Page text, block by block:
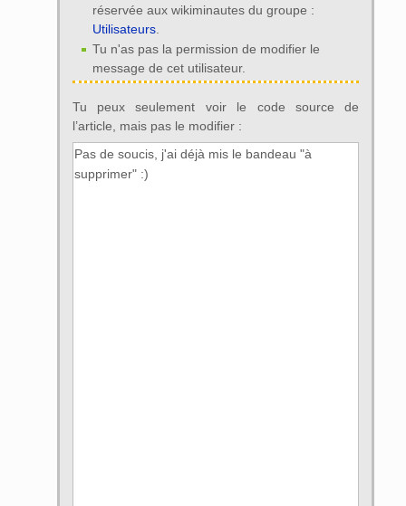
réservée aux wikiminautes du groupe :
Utilisateurs
Tu n'as pas la permission de modifier le
message de cet utilisateur.
Tu peux seulement voir le code source de
l’article, mais pas le modifier :